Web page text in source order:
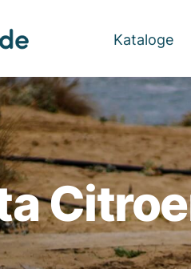
Kataloge